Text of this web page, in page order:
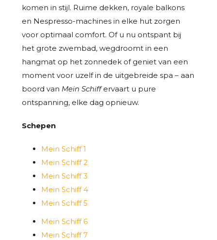
komen in stijl. Ruime dekken, royale balkons
en Nespresso-machines in elke hut zorgen
voor optimaal comfort. Of u nu ontspant bij
het grote zwembad, wegdroomt in een
hangmat op het zonnedek of geniet van een
moment voor uzelf in de uitgebreide spa – aan
boord van Mein Schiffervaart u pure
ontspanning, elke dag opnieuw.
Schepen
Mein Schiff 1
Mein Schiff 2
Mein Schiff 3
Mein Schiff 4
Mein Schiff 5
Mein Schiff 6
Mein Schiff 7